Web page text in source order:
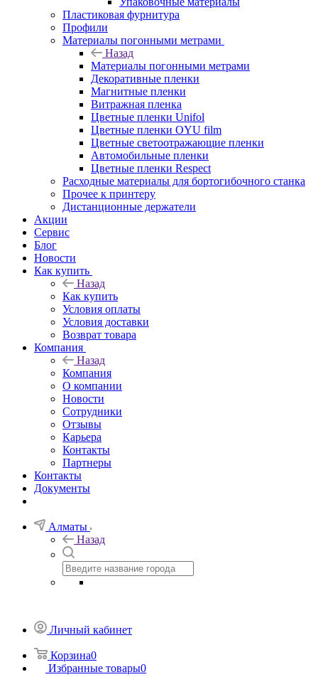
Пластиковая фурнитура
Профили
Материалы погонными метрами
Назад
Материалы погонными метрами
Декоративные пленки
Магнитные пленки
Витражная пленка
Цветные пленки Unifol
Цветные пленки OYU film
Цветные светоотражающие пленки
Автомобильные пленки
Цветные пленки Respect
Расходные материалы для бортогибочного станка
Прочее к принтеру
Дистанционные держатели
Акции
Сервис
Блог
Новости
Как купить
Назад
Как купить
Условия оплаты
Условия доставки
Возврат товара
Компания
Назад
Компания
О компании
Новости
Сотрудники
Отзывы
Карьера
Контакты
Партнеры
Контакты
Документы
Алматы
Назад
Личный кабинет
Корзина0
Избранные товары0